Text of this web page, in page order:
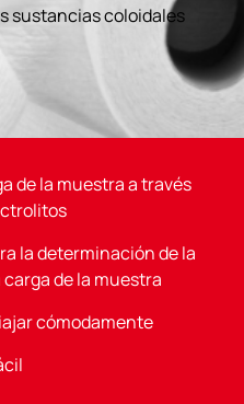
sustancias coloidales
de la muestra a través
la determinación de la
de la muestra
cómodamente